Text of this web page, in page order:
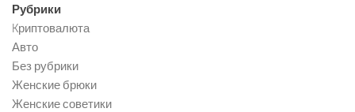
Рубрики
Kриптовалюта
Авто
Без рубрики
Женские брюки
Женские советики